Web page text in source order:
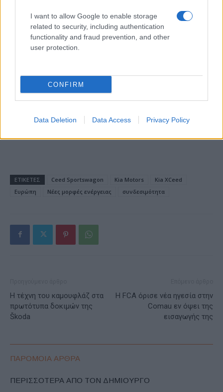
I want to allow Google to enable storage
related to security, including authentication
functionality and fraud prevention, and other
user protection.
CONFIRM
Data Deletion Data Access Privacy Policy
ESG Report 2025: Πώς η ΑΒ Βασιλόπουλος μετατρέπει τη
Stoiximan: «Πού ήσουν;» στις μεγάλες στιγμές του
ΕΤΙΚΕΤΕΣ Ceed Sportswagon Kia Motors
Kia XCeed
Ευρώπη
Νέες μορφές ενέργειας συνδεσιμότητα
H τέχνη του καμουφλάζ στα
πρωτότυπα δοκιμών της
Škoda
Η FCA όρισε νέα ηγεσία στην
Comau εν όψει της
εισαγωγής της
ΠΑΡΟΜΟΙΑ ΑΡΘΡΑ
ΠΕΡΙΣΣΟΤΕΡΑ ΑΠΟ ΤΟΝ ΔΗΜΙΟΥΡΓΟ